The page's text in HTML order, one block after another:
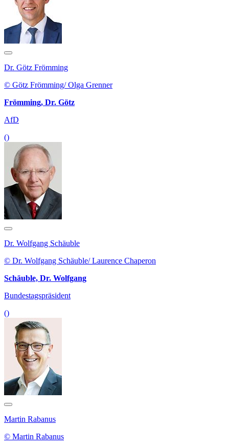
Dr. Götz Frömming
© Götz Frömming/ Olga Grenner
Frömming, Dr. Götz
AfD
()
Dr. Wolfgang Schäuble
© Dr. Wolfgang Schäuble/ Laurence Chaperon
Schäuble, Dr. Wolfgang
Bundestagspräsident
()
Martin Rabanus
© Martin Rabanus